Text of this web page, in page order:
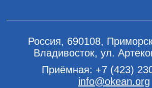
Россия, 690108,
Владивосток, ул.
Приёмная: +7 (423)
info@okean.org